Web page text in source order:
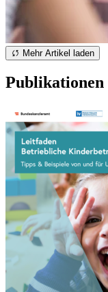
Mehr Artikel laden
Publikationen